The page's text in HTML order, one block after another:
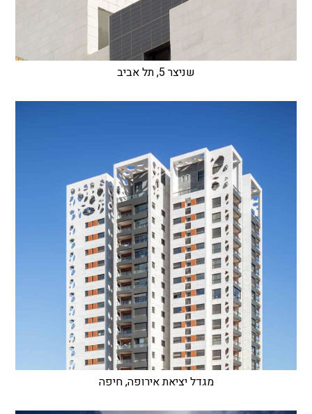
שניצר 5, תל אביב
מגדל יציאת אירופה, חיפה